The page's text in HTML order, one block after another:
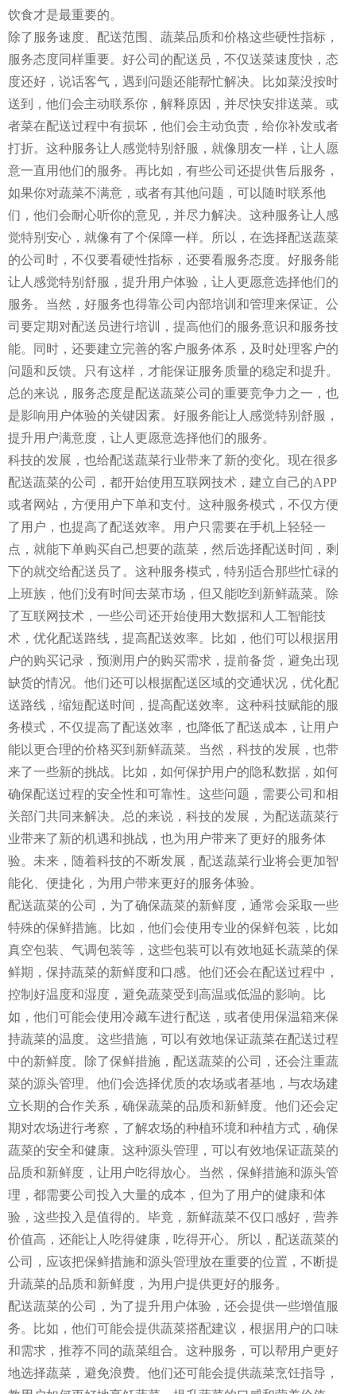
饮食才是最重要的。
除了服务速度、配送范围、蔬菜品质和价格这些硬性指标，
服务态度同样重要。好公司的配送员，不仅送菜速度快，态
度还好，说话客气，遇到问题还能帮忙解决。比如菜没按时
送到，他们会主动联系你，解释原因，并尽快安排送菜。或
者菜在配送过程中有损坏，他们会主动负责，给你补发或者
打折。这种服务让人感觉特别舒服，就像朋友一样，让人愿
意一直用他们的服务。再比如，有些公司还提供售后服务，
如果你对蔬菜不满意，或者有其他问题，可以随时联系他
们，他们会耐心听你的意见，并尽力解决。这种服务让人感
觉特别安心，就像有了个保障一样。所以，在选择配送蔬菜
的公司时，不仅要看硬性指标，还要看服务态度。好服务能
让人感觉特别舒服，提升用户体验，让人更愿意选择他们的
服务。当然，好服务也得靠公司内部培训和管理来保证。公
司要定期对配送员进行培训，提高他们的服务意识和服务技
能。同时，还要建立完善的客户服务体系，及时处理客户的
问题和反馈。只有这样，才能保证服务质量的稳定和提升。
总的来说，服务态度是配送蔬菜公司的重要竞争力之一，也
是影响用户体验的关键因素。好服务能让人感觉特别舒服，
提升用户满意度，让人更愿意选择他们的服务。
科技的发展，也给配送蔬菜行业带来了新的变化。现在很多
配送蔬菜的公司，都开始使用互联网技术，建立自己的APP
或者网站，方便用户下单和支付。这种服务模式，不仅方便
了用户，也提高了配送效率。用户只需要在手机上轻轻一
点，就能下单购买自己想要的蔬菜，然后选择配送时间，剩
下的就交给配送员了。这种服务模式，特别适合那些忙碌的
上班族，他们没有时间去菜市场，但又能吃到新鲜蔬菜。除
了互联网技术，一些公司还开始使用大数据和人工智能技
术，优化配送路线，提高配送效率。比如，他们可以根据用
户的购买记录，预测用户的购买需求，提前备货，避免出现
缺货的情况。他们还可以根据配送区域的交通状况，优化配
送路线，缩短配送时间，提高配送效率。这种科技赋能的服
务模式，不仅提高了配送效率，也降低了配送成本，让用户
能以更合理的价格买到新鲜蔬菜。当然，科技的发展，也带
来了一些新的挑战。比如，如何保护用户的隐私数据，如何
确保配送过程的安全性和可靠性。这些问题，需要公司和相
关部门共同来解决。总的来说，科技的发展，为配送蔬菜行
业带来了新的机遇和挑战，也为用户带来了更好的服务体
验。未来，随着科技的不断发展，配送蔬菜行业将会更加智
能化、便捷化，为用户带来更好的服务体验。
配送蔬菜的公司，为了确保蔬菜的新鲜度，通常会采取一些
特殊的保鲜措施。比如，他们会使用专业的保鲜包装，比如
真空包装、气调包装等，这些包装可以有效地延长蔬菜的保
鲜期，保持蔬菜的新鲜度和口感。他们还会在配送过程中，
控制好温度和湿度，避免蔬菜受到高温或低温的影响。比
如，他们可能会使用冷藏车进行配送，或者使用保温箱来保
持蔬菜的温度。这些措施，可以有效地保证蔬菜在配送过程
中的新鲜度。除了保鲜措施，配送蔬菜的公司，还会注重蔬
菜的源头管理。他们会选择优质的农场或者基地，与农场建
立长期的合作关系，确保蔬菜的品质和新鲜度。他们还会定
期对农场进行考察，了解农场的种植环境和种植方式，确保
蔬菜的安全和健康。这种源头管理，可以有效地保证蔬菜的
品质和新鲜度，让用户吃得放心。当然，保鲜措施和源头管
理，都需要公司投入大量的成本，但为了用户的健康和体
验，这些投入是值得的。毕竟，新鲜蔬菜不仅口感好，营养
价值高，还能让人吃得健康，吃得开心。所以，配送蔬菜的
公司，应该把保鲜措施和源头管理放在重要的位置，不断提
升蔬菜的品质和新鲜度，为用户提供更好的服务。
配送蔬菜的公司，为了提升用户体验，还会提供一些增值服
务。比如，他们可能会提供蔬菜搭配建议，根据用户的口味
和需求，推荐不同的蔬菜组合。这种服务，可以帮用户更好
地选择蔬菜，避免浪费。他们还可能会提供蔬菜烹饪指导，